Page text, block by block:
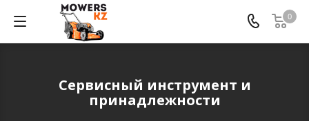
0
Сервисный инструмент и
принадлежности